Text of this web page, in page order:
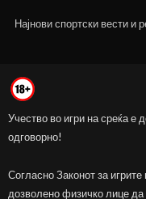
Најнови спортски вести и
Учество во игри на среќа е
одговорно!
Согласно Законот за игрите
дозволено физичко лице да